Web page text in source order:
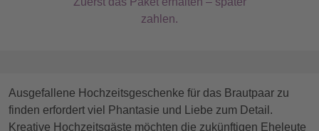
zahlen.
Ausgefallene Hochzeitsgeschenke für das Brautpaar zu
finden erfordert viel Phantasie und Liebe zum Detail.
Kreative Hochzeitsgäste möchten die zukünftigen Eheleute